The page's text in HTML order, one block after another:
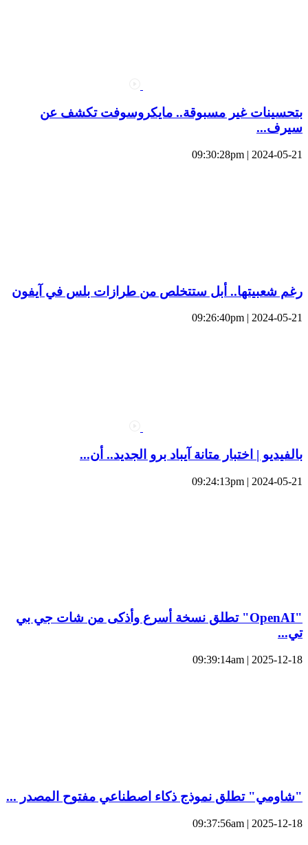
بتحسينات غير مسبوقة.. مايكروسوفت تكشف عن
سيرف...
2024-05-21 | 09:30:28pm
رغم شعبيتها.. أبل ستتخلص من طرازات بلس في آيفون
2024-05-21 | 09:26:40pm
بالفيديو | اختبار متانة آيباد برو الجديد.. أن...
2024-05-21 | 09:24:13pm
"OpenAI" تطلق نسخة أسرع وأذكى من شات جي بي
تي...
2025-12-18 | 09:39:14am
"شاومي" تطلق نموذج ذكاء اصطناعي مفتوح المصدر ...
2025-12-18 | 09:37:56am